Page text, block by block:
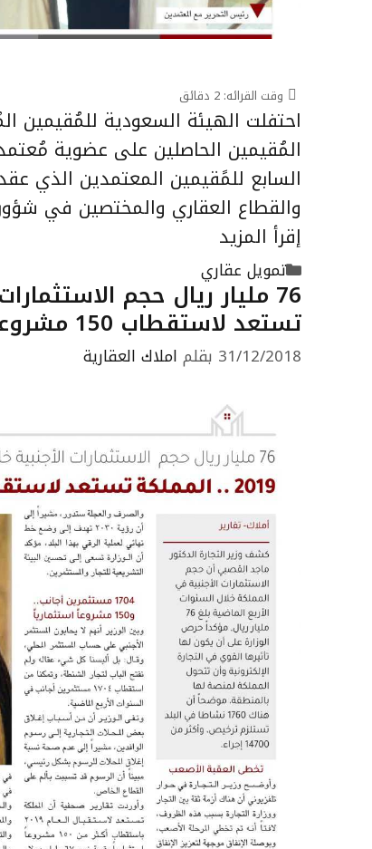
وقت القرائه: 2 دقائق
احتفلت الهيئة السعودية للمُقيمين
السابع للمًقيمين المعتمدين الذي
والقطاع العقاري والمختصين في
إقرأ المزيد
التصنيفات
تمويل عقاري
تستعد لاستقطاب 150 مشروعاً استثمارياً بقيمة 67 مليار دولار
31/12/2018 بقلم املاك العقارية